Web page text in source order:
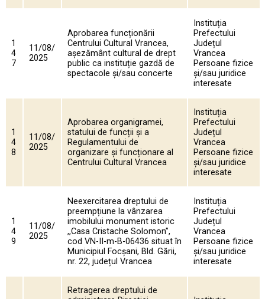
1
4
7
11/08/
2025
Aprobarea funcționării
Centrului Cultural Vrancea,
așezământ cultural de drept
public ca instituție gazdă de
spectacole și/sau concerte
Instituția
Prefectului
Județul
Vrancea
Persoane fizice
și/sau juridice
interesate
1
4
8
11/08/
2025
Aprobarea organigramei,
statului de funcții și a
Regulamentului de
organizare și funcționare al
Centrului Cultural Vrancea
Instituția
Prefectului
Județul
Vrancea
Persoane fizice
și/sau juridice
interesate
1
4
9
11/08/
2025
Neexercitarea dreptului de
preempțiune la vânzarea
imobilului monument istoric
,,Casa Cristache Solomon”,
cod VN-II-m-B-06436 situat în
Municipiul Focșani, Bld. Gării,
nr. 22, județul Vrancea
Instituția
Prefectului
Județul
Vrancea
Persoane fizice
și/sau juridice
interesate
Retragerea dreptului de